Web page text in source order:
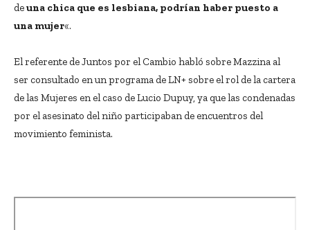
deuna chica que es lesbiana, podrían haber puesto a
una mujer«.
El referente de Juntos por el Cambio habló sobre Mazzina al
ser consultado en un programa de LN+ sobre el rol de la cartera
de las Mujeres en el caso de Lucio Dupuy, ya que las condenadas
por el asesinato del niño participaban de encuentros del
movimiento feminista.